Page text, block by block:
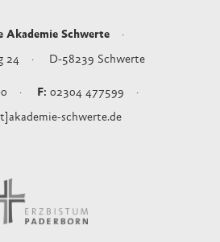
Akademie Schwerte
24 D-58239 Schwerte
02304 477599
schwerte.de